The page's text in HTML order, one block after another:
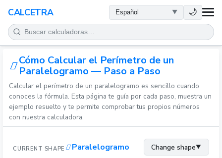
CALCETRA 🌙
MATEMÁTICAS
CONVERSIONES
CIENCIA
COTIDIANO
OTRAS HERRAMIENTAS
Cómo Calcular el Perímetro de un
Paralelogramo — Paso a Paso
Calcular el perímetro de un paralelogramo es sencillo cuando
conoces la fórmula. Esta página te guía por cada paso, muestra un
ejemplo resuelto y te permite comprobar tus propios números
con nuestra calculadora.
CURRENT SHAPE Paralelogramo Change shape▼